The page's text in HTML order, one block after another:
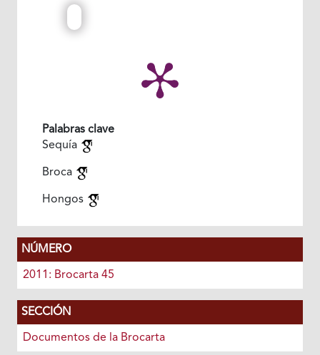
Palabras clave
Sequía
Broca
Hongos
NÚMERO
2011: Brocarta 45
SECCIÓN
Documentos de la Brocarta